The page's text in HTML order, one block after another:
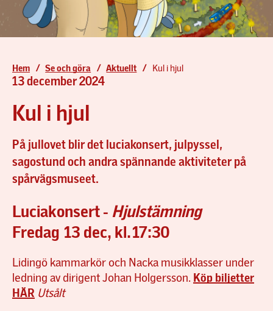
Skolworkshops
Hem / Se och göra / Aktuellt / Kul i hjul
13 december 2024
Kul i hjul
På jullovet blir det luciakonsert, julpyssel,
sagostund och andra spännande aktiviteter på
spårvägsmuseet.
Luciakonsert - Hjulstämning
Fredag 13 dec, kl.17:30
Lidingö kammarkör och Nacka musikklasser under
ledning av dirigent Johan Holgersson. Köp biljetter
HÄR Utsålt